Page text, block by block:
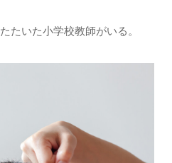
たいた小学校教師がいる。